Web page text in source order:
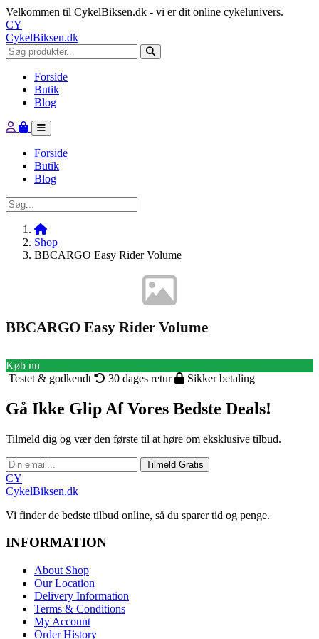
Velkommen til CykelBiksen.dk - vi er dit online cykelunivers.
CY
CykelBiksen.dk
Forside
Butik
Blog
Forside
Butik
Blog
Shop
BBCARGO Easy Rider Volume
BBCARGO Easy Rider Volume
Køb nu
Testet & godkendt
30 dages retur Sikker betaling
Gå Ikke Glip Af Vores Bedste Deals!
Tilmeld dig og vær den første til at høre om eksklusive tilbud.
Tilmeld Gratis
CY
CykelBiksen.dk
Vi finder de bedste tilbud online, så du sparer tid og penge.
INFORMATION
About Shop
Our Location
Delivery Information
Terms & Conditions
My Account
Order History